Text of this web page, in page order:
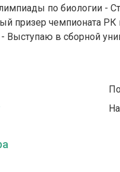
по биологии -
призер чемпионата
Выступаю в сборной